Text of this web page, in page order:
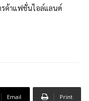
ค้าแฟชั่นไอล์แลนด์
Email Print